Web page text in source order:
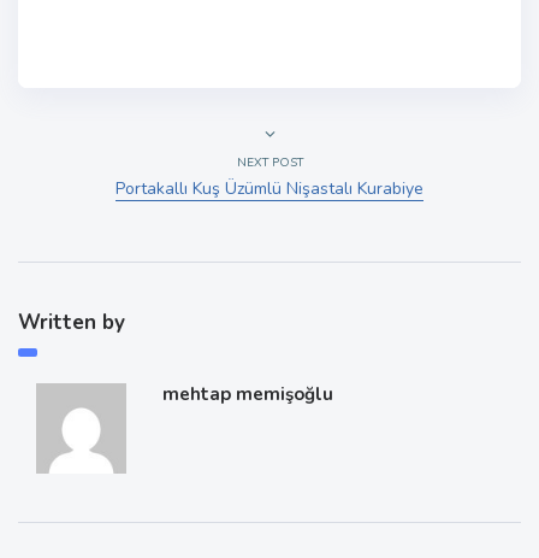
NEXT POST
Portakallı Kuş Üzümlü Nişastalı Kurabiye
Written by
mehtap memişoğlu